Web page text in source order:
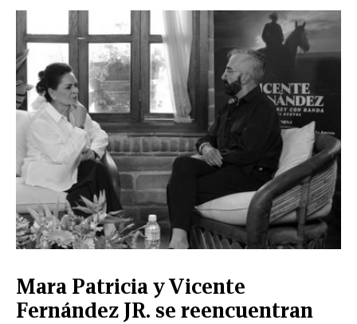
Mara Patricia y Vicente
Fernández JR. se reencuentran